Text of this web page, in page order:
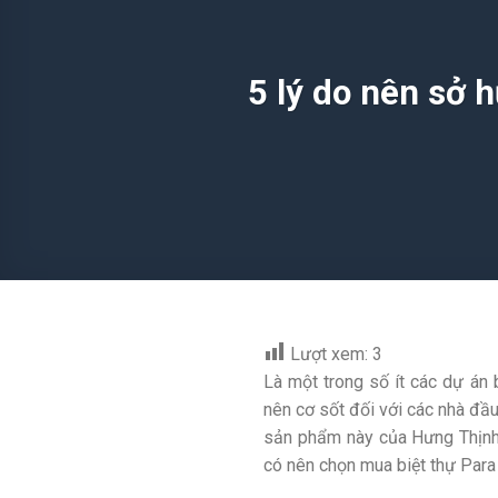
5 lý do nên sở
Lượt xem: 3
Là một trong số ít các dự án
nên cơ sốt đối với các nhà
sản phẩm này của Hưng
có nên chọn mua biệt thự